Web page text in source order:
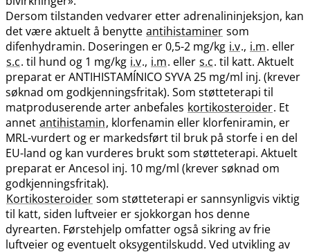
Dersom tilstanden vedvarer etter adrenalininjeksjon, kan
det være aktuelt å benytte antihistaminer som
difenhydramin. Doseringen er 0,5-2 mg/kg i.v., i.m. eller
s.c. til hund og 1 mg/kg i.v., i.m. eller s.c. til katt. Aktuelt
preparat er ANTIHISTAMÍNICO SYVA 25 mg/ml inj. (krever
søknad om godkjenningsfritak). Som støtteterapi til
matproduserende arter anbefales kortikosteroider. Et
annet antihistamin, klorfenamin eller klorfeniramin, er
MRL-vurdert og er markedsført til bruk på storfe i en del
EU-land og kan vurderes brukt som støtteterapi. Aktuelt
preparat er Ancesol inj. 10 mg/ml (krever søknad om
godkjenningsfritak).
Kortikosteroider som støtteterapi er sannsynligvis viktig
til katt, siden luftveier er sjokkorgan hos denne
dyrearten. Førstehjelp omfatter også sikring av frie
luftveier og eventuelt oksygentilskudd. Ved utvikling av